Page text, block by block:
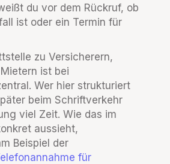
du vor dem Rückruf, ob
ist oder ein Termin für
zu Versicherern,
ist bei
Wer hier strukturiert
beim Schriftverkehr
viel Zeit. Wie das im
aussieht,
Beispiel der
für